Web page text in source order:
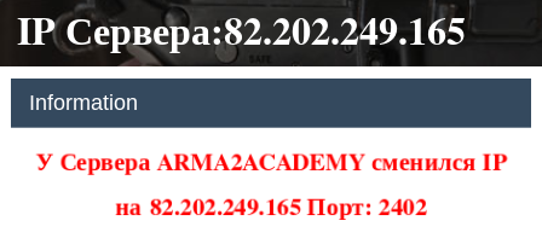
IP Сервера:82.202.249.165
Information
У Сервера ARMA2ACADEMY сменился IP
на 82.202.249.165 Порт: 2402